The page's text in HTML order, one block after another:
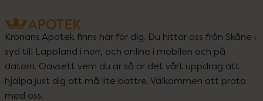
Kronans Apotek finns här för dig. Du hittar oss från Skåne i
syd till Lappland i norr, och online i mobilen och på
datorn. Oavsett vem du är så är det vårt uppdrag att
hjälpa just dig att må lite bättre. Välkommen att prata
med oss.